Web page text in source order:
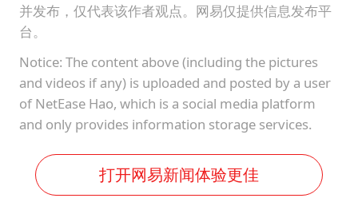
并发布，仅代表该作者观点。网易仅提供信息发布平
台。
Notice: The content above (including the pictures
and videos if any) is uploaded and posted by a user
of NetEase Hao, which is a social media platform
and only provides information storage services.
打开网易新闻体验更佳